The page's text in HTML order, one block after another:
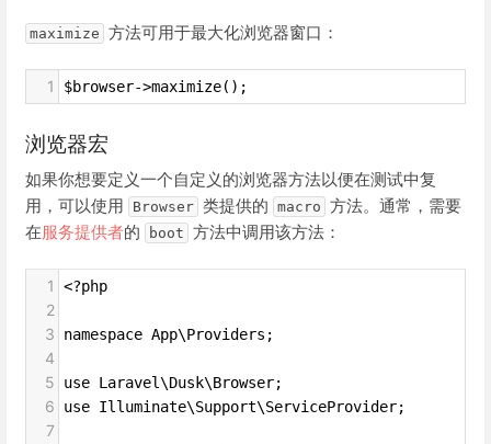
maximize 方法可用于最大化浏览器窗口：
1 $browser->maximize();
浏览器宏
如果你想要定义一个自定义的浏览器方法以便在测试中复
用，可以使用
Browser 类提供的 macro 方法。通常，需要
在服务提供者的 boot 方法中调用该方法：
1 <?php
2
3
namespace App\Providers;
4
5
use Laravel\Dusk\Browser;
6 use Illuminate\Support\ServiceProvider;
7